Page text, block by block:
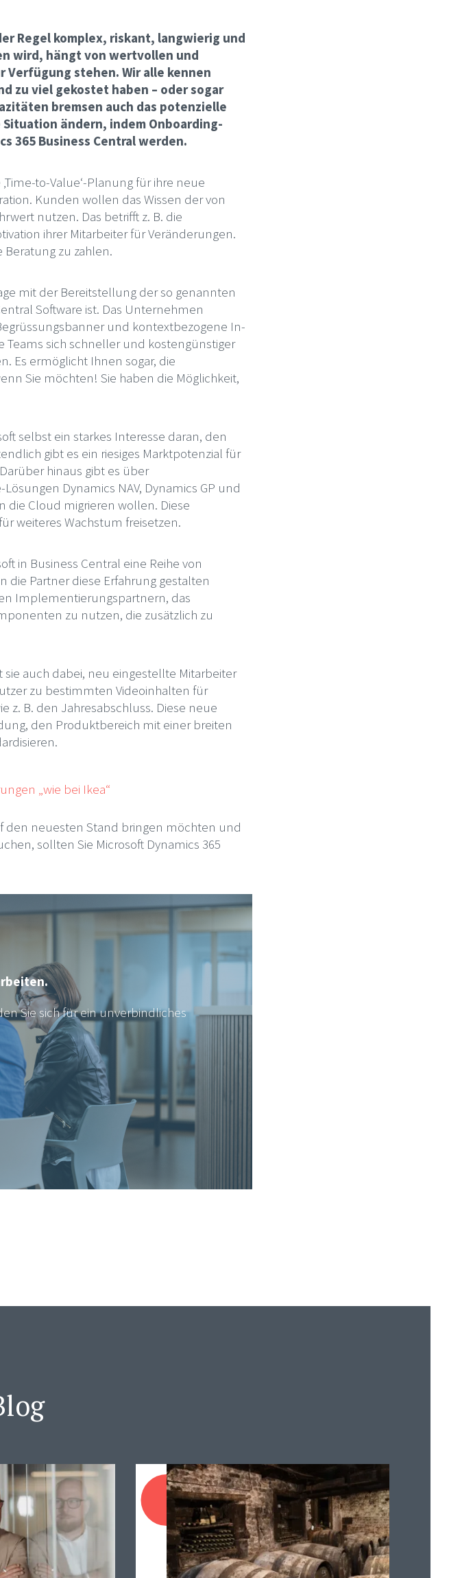
Regel komplex, riskant, langwierig und
wird, hängt von wertvollen und
Verfügung stehen. Wir alle kennen
zu viel gekostet haben – oder sogar
bremsen auch das potenzielle
ändern, indem Onboarding-
365 Business Central werden.
to-Value‘-Planung für ihre neue
Kunden wollen das Wissen der von
nutzen. Das betrifft z. B. die
ihrer Mitarbeiter für Veränderungen.
Beratung zu zahlen.
mit der Bereitstellung der so genannten
Software ist. Das Unternehmen
und kontextbezogene In-
Teams sich schneller und kostengünstiger
Es ermöglicht Ihnen sogar, die
Sie möchten! Sie haben die Möglichkeit,
selbst ein starkes Interesse daran, den
gibt es ein riesiges Marktpotenzial für
hinaus gibt es über
Dynamics NAV, Dynamics GP und
die Cloud migrieren wollen. Diese
weiteres Wachstum freisetzen.
in Business Central eine Reihe von
die Partner diese Erfahrung gestalten
Implementierungspartnern, das
zu nutzen, die zusätzlich zu
auch dabei, neu eingestellte Mitarbeiter
zu bestimmten Videoinhalten für
z. B. den Jahresabschluss. Diese neue
den Produktbereich mit einer breiten
„wie bei Ikea“
den neuesten Stand bringen möchten und
sollten Sie Microsoft Dynamics 365
Sie sich für ein unverbindliches